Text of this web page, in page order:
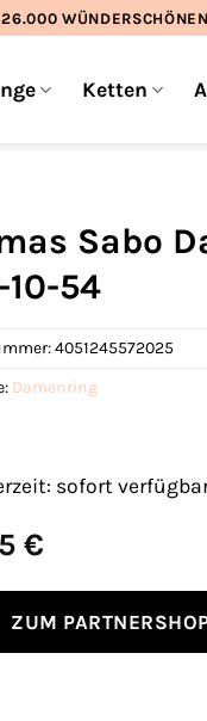
Ketten
Sabo
54
€
sofort
ZUM
4051245572025
Damenring